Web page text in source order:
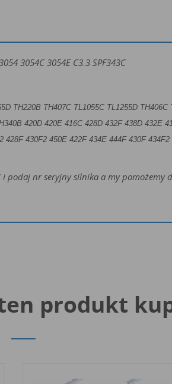
3054C 3054E C3.3 SPF343C
TH220B TH407C TL1055C TL1255D
420D 420E 416C 428D 432F 438D 432E
428F 430F2 450E 422F 434E 444F 430F
podaj nr seryjny silnika a my pomożemy
produkt